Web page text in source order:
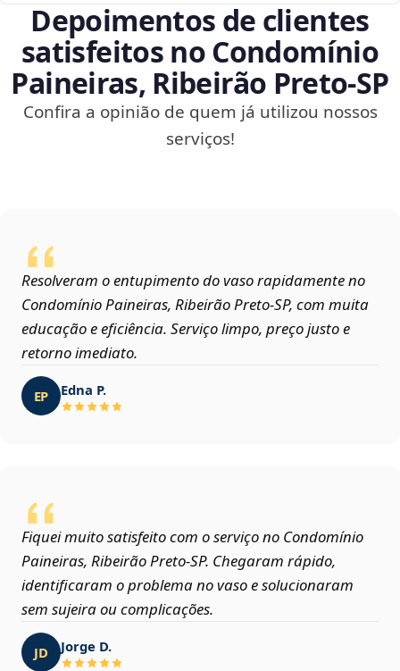
Depoimentos de clientes
satisfeitos no Condomínio
Paineiras, Ribeirão Preto‑SP
Confira a opinião de quem já utilizou nossos
serviços!
Resolveram o entupimento do vaso rapidamente no
Condomínio Paineiras, Ribeirão Preto‑SP, com muita
educação e eficiência. Serviço limpo, preço justo e
retorno imediato.
EP Edna P.
Fiquei muito satisfeito com o serviço no Condomínio
Paineiras, Ribeirão Preto‑SP. Chegaram rápido,
identificaram o problema no vaso e solucionaram
sem sujeira ou complicações.
JD Jorge D.